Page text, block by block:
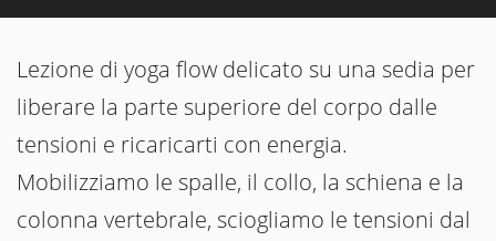
Lezione di yoga flow delicato su una sedia per
liberare la parte superiore del corpo dalle
tensioni e ricaricarti con energia.
Mobilizziamo le spalle, il collo, la schiena e la
colonna vertebrale, sciogliamo le tensioni dal